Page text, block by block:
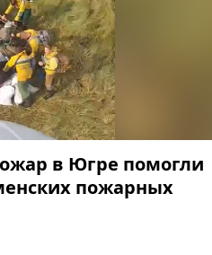
в Югре помогли
пожарных